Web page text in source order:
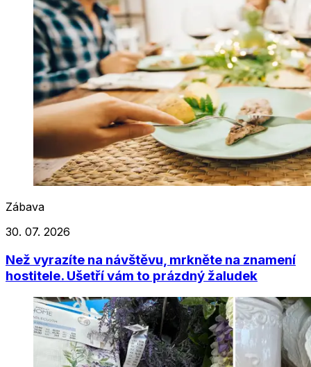
Zábava
30. 07. 2026
Než vyrazíte na návštěvu, mrkněte na znamení
hostitele. Ušetří vám to prázdný žaludek